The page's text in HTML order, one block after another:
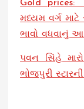
Gold
મધ્યમ વર્ગ
ભાવો વધવાનું આ
પવન સિંહે
ભોજપુરી